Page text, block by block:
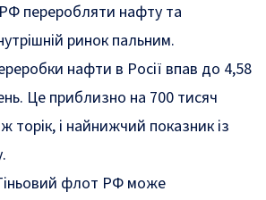
переробляти нафту та
ринок пальним.
нафти в Росії впав до 4,58
Це приблизно на 700 тисяч
торік, і найнижчий показник із
флот РФ може